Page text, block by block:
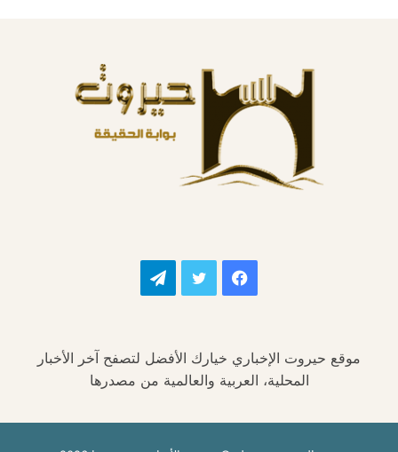
فيسبوك تويتر تيلقرام
موقع حيروت الإخباري خيارك الأفضل لتصفح آخر الأخبار
المحلية، العربية والعالمية من مصدرها